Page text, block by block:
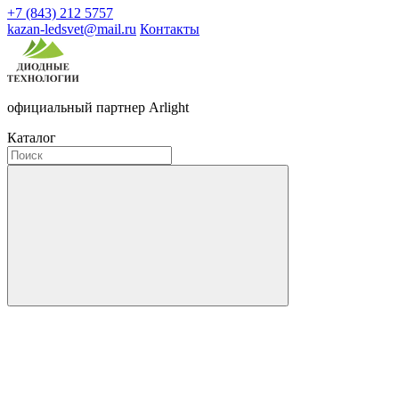
+7 (843) 212 5757
kazan-ledsvet@mail.ru Контакты
официальный партнер Arlight
Каталог